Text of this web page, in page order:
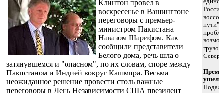
Клинтон провел в
воскресенье в Вашингтоне
переговоры с премьер-
министром Пакистана
Навазом Шарифом. Как
сообщили представители
Белого дома, речь шла о
затянувшемся и "опасном", по их словам, споре между
Пакистаном и Индией вокруг Кашмира. Весьма
неожиданное решение провести столь важные
переговоры в День Независимости США президент
ушел